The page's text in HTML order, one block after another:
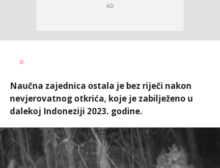
AUTOR
0
Naučna zajednica ostala je bez riječi nakon
nevjerovatnog otkrića, koje je zabilježeno u
dalekoj Indoneziji 2023. godine.